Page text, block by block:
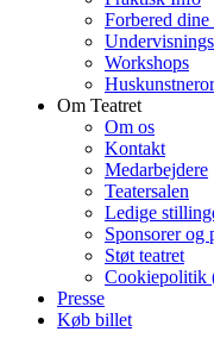
Forbered dine
Workshops
Om Teatret
Om os
Kontakt
Medarbejdere
Teatersalen
Ledige
Sponsorer og
Støt teatret
Cookiepolitik
Presse
Køb billet